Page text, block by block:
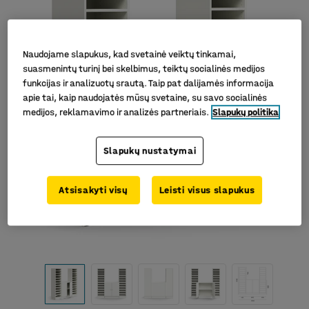
Naudojame slapukus, kad svetainė veiktų tinkamai,
suasmenintų turinį bei skelbimus, teiktų socialinės medijos
funkcijas ir analizuotų srautą. Taip pat dalijamės informacija
apie tai, kaip naudojatės mūsų svetaine, su savo socialinės
medijos, reklamavimo ir analizės partneriais. Slapukų politika
Slapukų nustatymai
Atsisakyti visų Leisti visus slapukus